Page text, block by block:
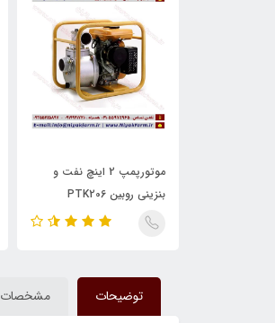
موتورپمپ 2 اینچ نفت و
بنزینی روبین PTK206
توضیحات مشخصات